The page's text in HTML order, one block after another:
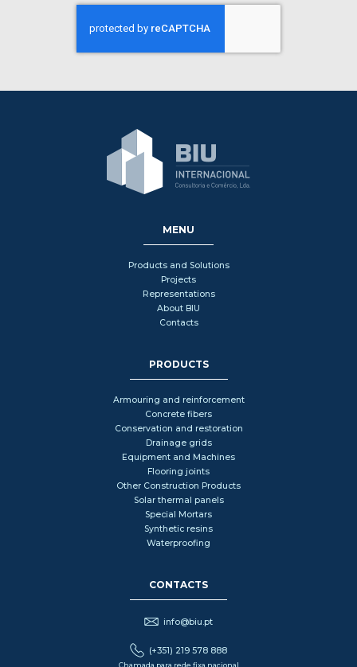
MENU
Products and Solutions
Projects
Representations
About BIU
Contacts
PRODUCTS
Armouring and reinforcement
Concrete fibers
Conservation and restoration
Drainage grids
Equipment and Machines
Flooring joints
Other Construction Products
Solar thermal panels
Special Mortars
Synthetic resins
Waterproofing
CONTACTS
info@biu.pt
(+351) 219 578 888
Chamada para rede fixa nacional